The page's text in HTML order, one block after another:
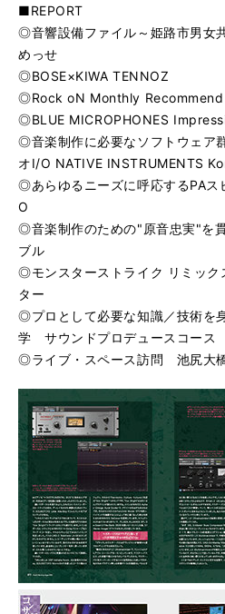
■REPORT
◎音響設備ファイル～姫路市男女
めっせ
◎BOSE×KIWA TENNOZ
◎Rock oN Monthly
◎BLUE MICROPHONES
◎音楽制作に必要なソフトウェア
オI/O NATIVE INSTRUMENTS
◎あらゆるニーズに呼応するPAス
O
◎音楽制作のための"原音忠実"を
ブル
◎モンスターストライク リミック
ター
◎プロとして必要な知識／技術を
学 サウンドプロデュースコース
◎ライブ・スペース訪問 池尻大